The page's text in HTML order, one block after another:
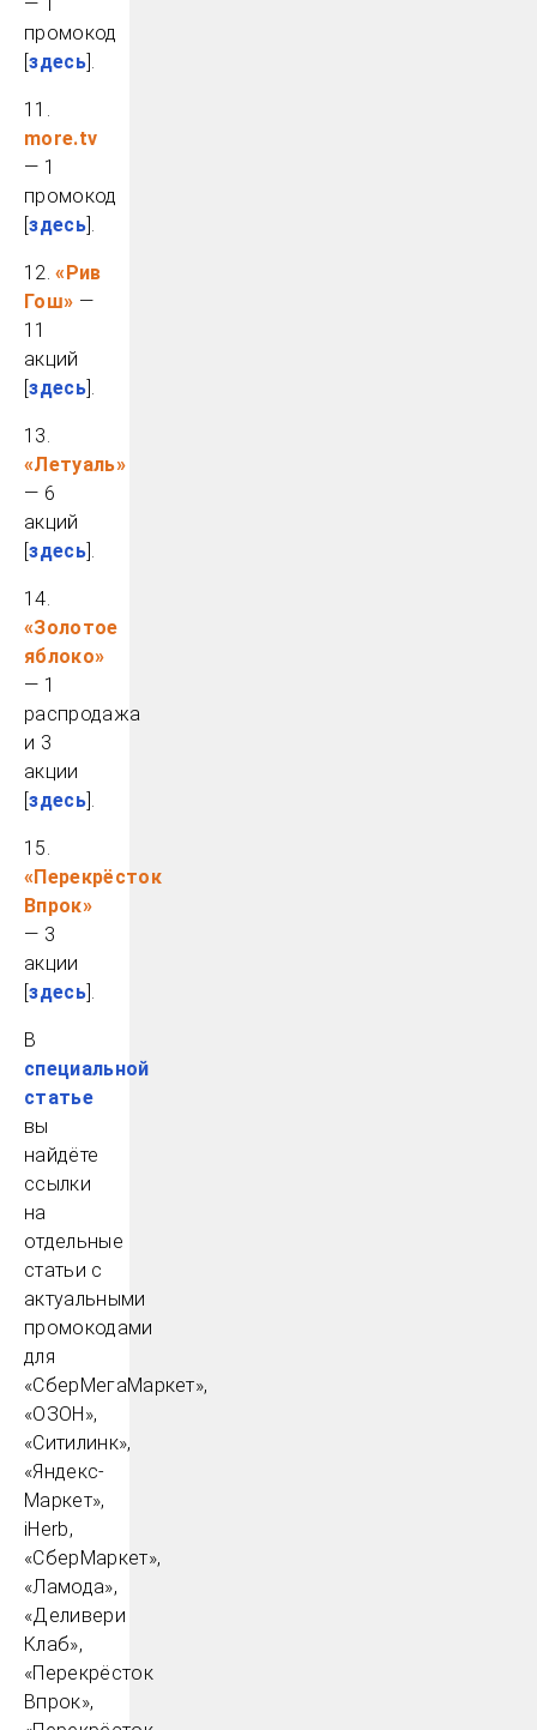
промокод
[здесь].
11.
more.tv
— 1
промокод
[здесь].
12.«Рив
Гош» —
11
акций
[здесь].
13.
«Летуаль»
— 6
акций
[здесь].
14.
«Золотое
яблоко»
— 1
распродажа
и 3
акции
[здесь].
15.
«Перекрёсток
Впрок»
— 3
акции
[здесь].
В
специальной
статье
вы
найдёте
ссылки
на
отдельные
статьи с
актуальными
промокодами
для
«СберМегаМаркет»,
«ОЗОН»,
«Ситилинк»,
«Яндекс-
Маркет»,
iHerb,
«СберМаркет»,
«Ламода»,
«Деливери
Клаб»,
«Перекрёсток
Впрок»,